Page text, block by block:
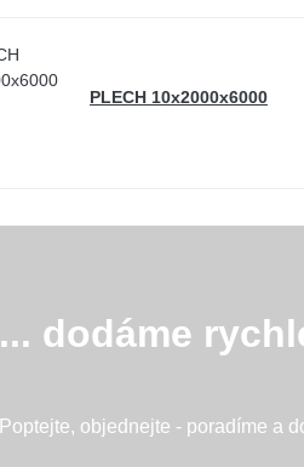
PLECH 10x2000x6000
... dodáme
Poptejte, objednejte - poradíme a